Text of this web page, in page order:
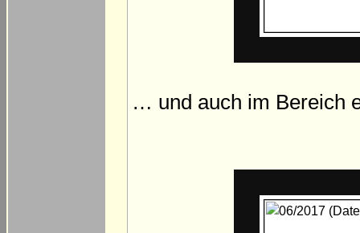
… und auch im Bereich